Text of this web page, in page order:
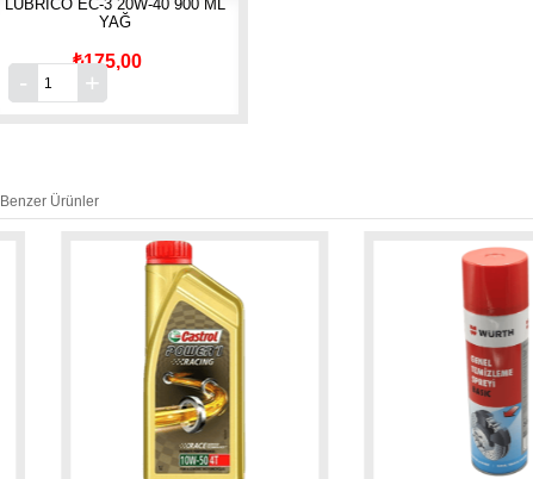
LUBRICO EC-3 20W-40 900 ML
YAĞ
₺175,00
Benzer Ürünler